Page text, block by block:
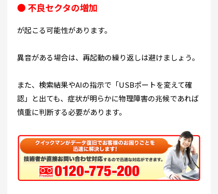
● 不良セクタの増加
が起こる可能性があります。
異音がある場合は、再起動の繰り返しは避けましょう。
また、検索結果やAIの指示で「USBポートを変えて確
認」と出ても、症状が明らかに物理障害の兆候であれば
慎重に判断する必要があります。